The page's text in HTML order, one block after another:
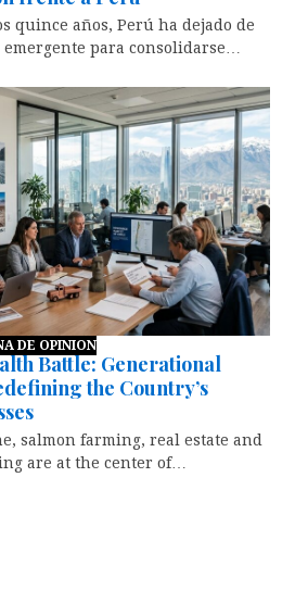
quince años, Perú ha dejado de
para consolidarse…
DE OPINION
Battle: Generational
the Country’s
salmon farming, real estate and
are at the center of…